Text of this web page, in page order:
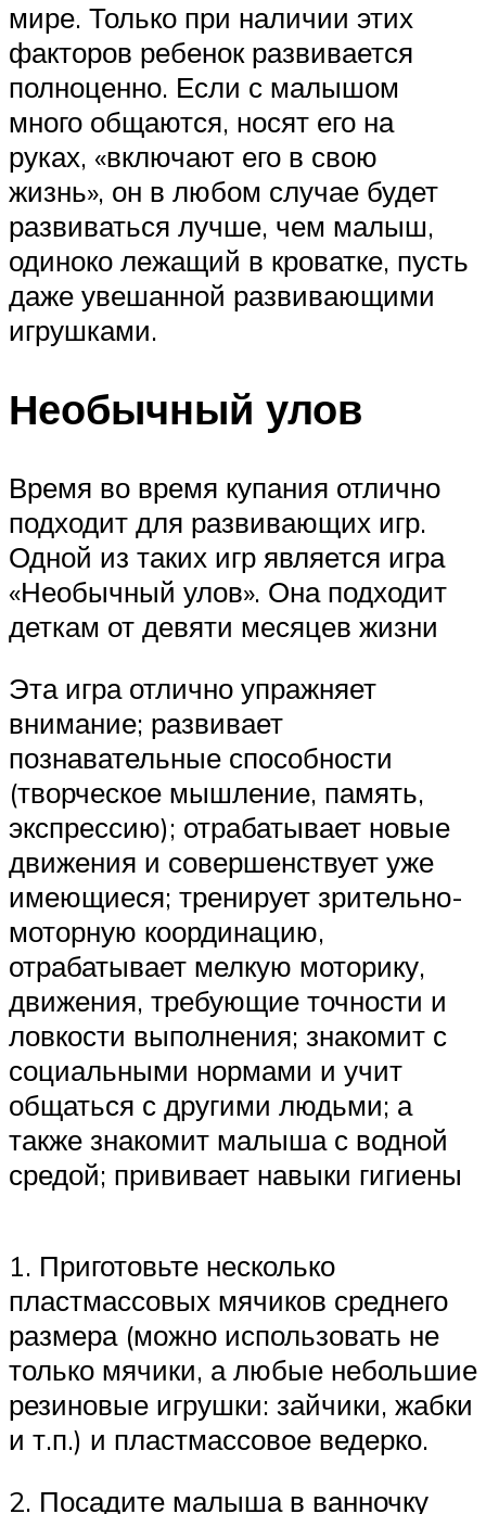
мире. Только при наличии этих
факторов ребенок развивается
полноценно. Если с малышом
много общаются, носят его на
руках, «включают его в свою
жизнь», он в любом случае будет
развиваться лучше, чем малыш,
одиноко лежащий в кроватке, пусть
даже увешанной развивающими
игрушками.
Необычный улов
Время во время купания отлично
подходит для развивающих игр.
Одной из таких игр является игра
«Необычный улов». Она подходит
деткам от девяти месяцев жизни
Эта игра отлично упражняет
внимание; развивает
познавательные способности
(творческое мышление, память,
экспрессию); отрабатывает новые
движения и совершенствует уже
имеющиеся; тренирует зрительно-
моторную координацию,
отрабатывает мелкую моторику,
движения, требующие точности и
ловкости выполнения; знакомит с
социальными нормами и учит
общаться с другими людьми; а
также знакомит малыша с водной
средой; прививает навыки гигиены
1. Приготовьте несколько
пластмассовых мячиков среднего
размера (можно использовать не
только мячики, а любые небольшие
резиновые игрушки: зайчики, жабки
и т.п.) и пластмассовое ведерко.
2. Посадите малыша в ванночку